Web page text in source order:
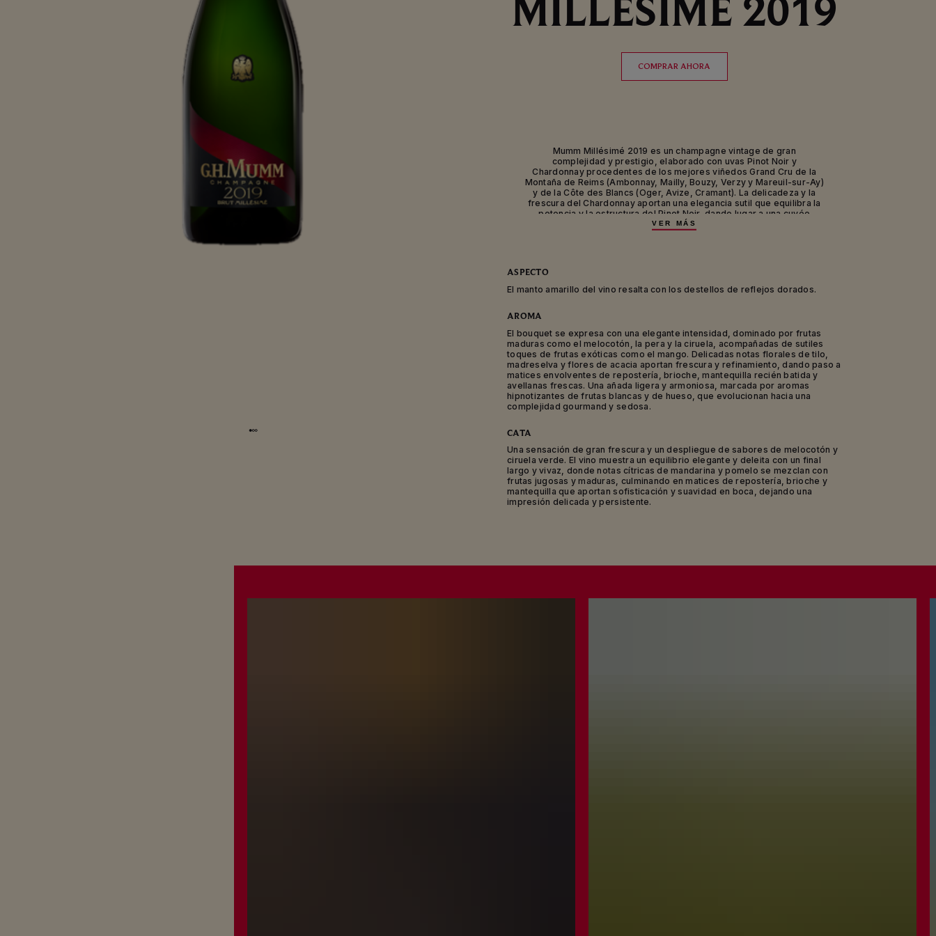
MILLÉSIMÉ 2019
COMPRAR AHORA
Mumm Millésimé 2019 es un champagne vintage de gran
complejidad y prestigio, elaborado con uvas Pinot Noir y
Chardonnay procedentes de los mejores viñedos Grand Cru de la
Montaña de Reims (Ambonnay, Mailly, Bouzy, Verzy y Mareuil-sur-Ay)
y de la Côte des Blancs (Oger, Avize, Cramant). La delicadeza y la
frescura del Chardonnay aportan una elegancia sutil que equilibra la
potencia y la estructura del Pinot Noir, dando lugar a una cuvée
refinada, de gran expresión y notable potencial de maduración tras
un champagne vintage único: un vino intrigante, imponente y a la vez
íntimo, pensado para momentos de excepción y para el placer de
Con una crianza de casi 5 años, Mumm Millésimé 2019 es el fruto de
una añada marcada por un verano caluroso y soleado y uvas
cosechadas en plena madurez.
VER MÁS
ASPECTO
El manto amarillo del vino resalta con los destellos de reflejos dorados.
AROMA
El bouquet se expresa con una elegante intensidad, dominado por frutas
maduras como el melocotón, la pera y la ciruela, acompañadas de sutiles
toques de frutas exóticas como el mango. Delicadas notas florales de tilo,
madreselva y flores de acacia aportan frescura y refinamiento, dando paso a
matices envolventes de repostería, brioche, mantequilla recién batida y
avellanas frescas. Una añada ligera y armoniosa, marcada por aromas
hipnotizantes de frutas blancas y de hueso, que evolucionan hacia una
complejidad gourmand y sedosa.
CATA
Una sensación de gran frescura y un despliegue de sabores de melocotón y
ciruela verde. El vino muestra un equilibrio elegante y deleita con un final
largo y vivaz, donde notas cítricas de mandarina y pomelo se mezclan con
frutas jugosas y maduras, culminando en matices de repostería, brioche y
mantequilla que aportan sofisticación y suavidad en boca, dejando una
impresión delicada y persistente.